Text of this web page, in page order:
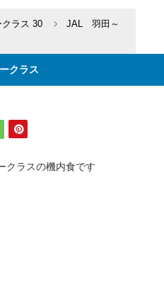
クラス 30
JAL 羽田～
クラス
ラスの機内食です